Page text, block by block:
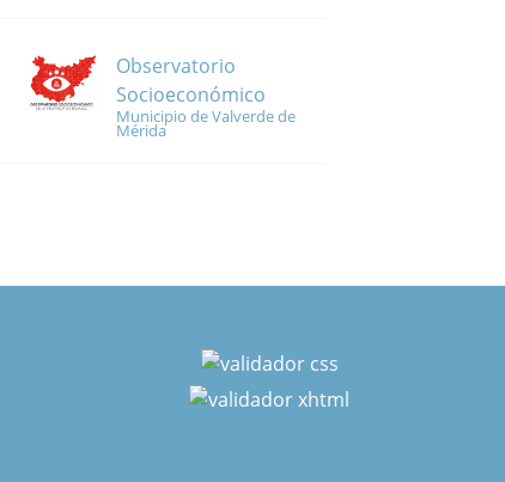
Observatorio
Socioeconómico
Municipio de Valverde de
Mérida